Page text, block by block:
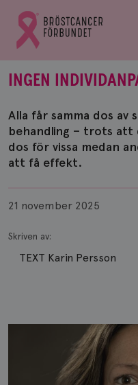
Gå
till
Bröstcancerförbundets
INGEN
Alla får samma dos av
behandling – trots att
dos för vissa medan
att få effekt.
Publicerad
21 november 2025
Skriven av:
TEXT Karin Persson